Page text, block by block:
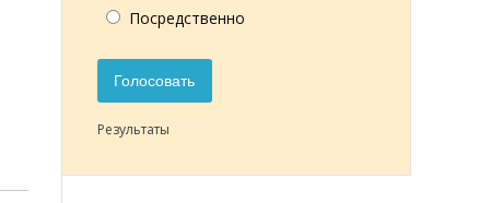
Посредственно
Голосовать
Результаты